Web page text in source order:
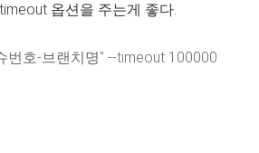
옵션을 주는게 좋다.
번호-브랜치명" --timeout 100000